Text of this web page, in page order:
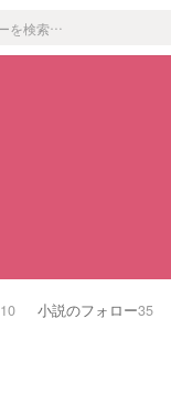
10 小説のフォロー35